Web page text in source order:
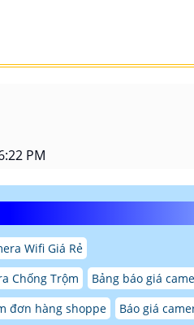
PM
Wifi Giá Rẻ
Chống Trộm
Bảng báo giá
đơn hàng shoppe Báo giá